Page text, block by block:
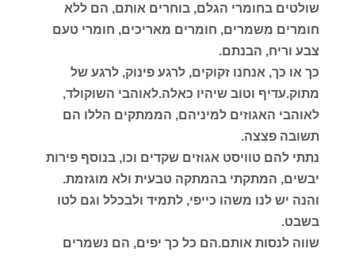
שולטים בחומרי הגלם, בוחרים אותם, הם ללא
חומרים משמרים, חומרים מאריכים, חומרי טעם
צבע וריח, הבנתם.
כך או כך, אנחנו זקוקים, לרגע פינוק, לרגע של
מתוק.עדיף וטוב שיהיו כאלה.לאוהבי השוקולד,
לאוהבי האגוזים למיניהם, הממתקים הללו הם
תשובה פצצה.
נתתי להם טוויסט אגוזים שקדים וכו, בנוסף פירות
יבשים, המתקתי בהמתקה טבעית ולא מוגזמת.
והנה יש לנו משהו כייפי, לתמיד ולבכלל וגם לטו
בשבט.
שווה לנסות אותם.הם כל כך יפים, הם נשמרים